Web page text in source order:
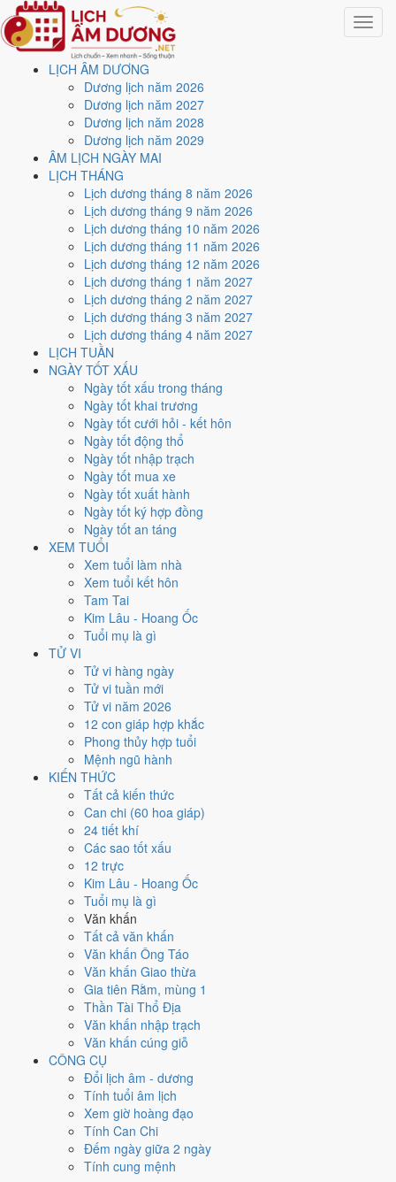
Toggle
LỊCH ÂM DƯƠNG
Dương lịch năm 2026
Dương lịch năm 2027
Dương lịch năm 2028
Dương lịch năm 2029
ÂM LỊCH NGÀY MAI
LỊCH THÁNG
Lịch dương tháng 8 năm 2026
Lịch dương tháng 9 năm 2026
Lịch dương tháng 10 năm 2026
Lịch dương tháng 11 năm 2026
Lịch dương tháng 12 năm 2026
Lịch dương tháng 1 năm 2027
Lịch dương tháng 2 năm 2027
Lịch dương tháng 3 năm 2027
Lịch dương tháng 4 năm 2027
LỊCH TUẦN
NGÀY TỐT XẤU
Ngày tốt xấu trong tháng
Ngày tốt khai trương
Ngày tốt cưới hỏi - kết hôn
Ngày tốt động thổ
Ngày tốt nhập trạch
Ngày tốt mua xe
Ngày tốt xuất hành
Ngày tốt ký hợp đồng
Ngày tốt an táng
XEM TUỔI
Xem tuổi làm nhà
Xem tuổi kết hôn
Tam Tai
Kim Lâu - Hoang Ốc
Tuổi mụ là gì
TỬ VI
Tử vi hàng ngày
Tử vi tuần mới
Tử vi năm 2026
12 con giáp hợp khắc
Phong thủy hợp tuổi
Mệnh ngũ hành
KIẾN THỨC
Tất cả kiến thức
Can chi (60 hoa giáp)
24 tiết khí
Các sao tốt xấu
12 trực
Kim Lâu - Hoang Ốc
Tuổi mụ là gì
Văn khấn
Tất cả văn khấn
Văn khấn Ông Táo
Văn khấn Giao thừa
Gia tiên Rằm, mùng 1
Thần Tài Thổ Địa
Văn khấn nhập trạch
Văn khấn cúng giỗ
CÔNG CỤ
Đổi lịch âm - dương
Tính tuổi âm lịch
Xem giờ hoàng đạo
Tính Can Chi
Đếm ngày giữa 2 ngày
Tính cung mệnh
Trang chủ
Lịch năm 1977
Lịch âm dương năm 1977 -
Đinh Tỵ · Lục Bạch Kiền
Nguyễn Minh An·Cập nhật: 30/07/2026
1977 (Đinh Tỵ), Tết Nguyên đán vào18/2/1977
Đinh Tỵ 1977 có Thiên Can Đinh hành Hỏa, Địa Chi Tỵ hành
Hỏa. Nạp Âm làSa Trung Thổhành Thổ. Hai hành Can và Chi cùng
hành Hỏa (tỷ hòa), đó là nền khí của cả năm.
Cả năm có86 ngày đạt mức Tốt trở lên
. Mức này chấm theo thang 5 bậc dùng chung với trang chi tiết
từng ngày, không phải chỉ đếm ngày Hoàng Đạo.
Tết Nguyên đán rơi vào18/2/1977. Về phong thủy, sao Ngũ Hoàng
Trung Cung (tâm nhà)nên tránh động thổ hướng này. Người
xung Thái Tuế, theo tục lệ thì nên làm lễ giải đầu năm.
Ngày tốt trở lên
Ngày bình thường
Năm 1977 là năm con gì, mệnh
Năm 1977 là năm Đinh Tỵ, Nạp Âm
Can Đinh hànhHỏagặp Địa Chi Tỵ hành
năm vì vậy là
Tỷ Hòa (Hỏa gặp Hỏa)
can chi Đinh Tỵ.
Đinh Tỵ (Hỏa × Hỏa)
Sa Trung Thổ
Lục Bạch Kiền Kim
⚒ Kim
Bảng phân tích Can Chi năm Đinh Tỵ
Chi tiết
Ý nghĩa
Hỏa
Thiên Can Đinh thuộc hành Hỏa, là khí chủ đạo